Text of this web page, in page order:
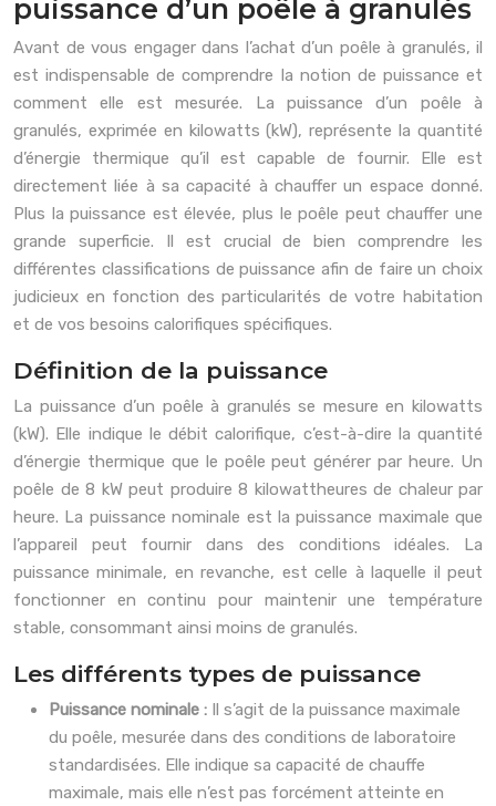
puissance d’un poêle à granulés
Avant de vous engager dans l’achat d’un poêle à granulés, il
est indispensable de comprendre la notion de puissance et
comment elle est mesurée. La puissance d’un poêle à
granulés, exprimée en kilowatts (kW), représente la quantité
d’énergie thermique qu’il est capable de fournir. Elle est
directement liée à sa capacité à chauffer un espace donné.
Plus la puissance est élevée, plus le poêle peut chauffer une
grande superficie. Il est crucial de bien comprendre les
différentes classifications de puissance afin de faire un choix
judicieux en fonction des particularités de votre habitation
et de vos besoins calorifiques spécifiques.
Définition de la puissance
La puissance d’un poêle à granulés se mesure en kilowatts
(kW). Elle indique le débit calorifique, c’est-à-dire la quantité
d’énergie thermique que le poêle peut générer par heure. Un
poêle de 8 kW peut produire 8 kilowattheures de chaleur par
heure. La puissance nominale est la puissance maximale que
l’appareil peut fournir dans des conditions idéales. La
puissance minimale, en revanche, est celle à laquelle il peut
fonctionner en continu pour maintenir une température
stable, consommant ainsi moins de granulés.
Les différents types de puissance
Puissance nominale :
Il s’agit de la puissance maximale
du poêle, mesurée dans des conditions de laboratoire
standardisées. Elle indique sa capacité de chauffe
maximale, mais elle n’est pas forcément atteinte en